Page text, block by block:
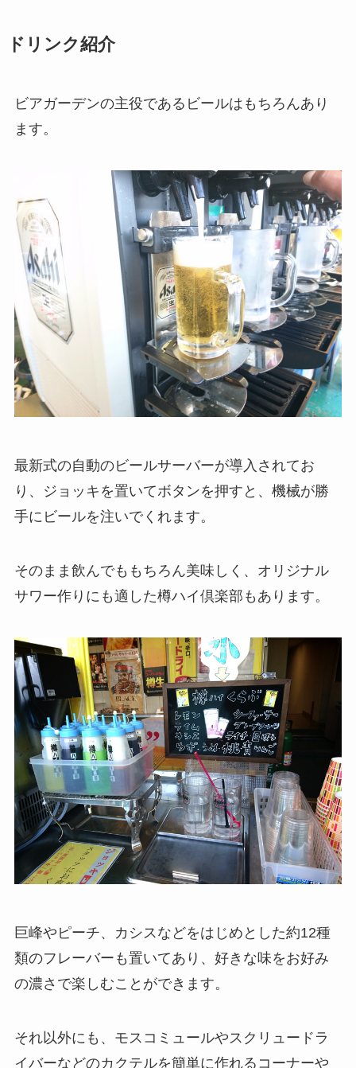
ドリンク紹介
ビアガーデンの主役であるビールはもちろんあり
ます。
最新式の自動のビールサーバーが導入されてお
り、ジョッキを置いてボタンを押すと、機械が勝
手にビールを注いでくれます。
そのまま飲んでももちろん美味しく、オリジナル
サワー作りにも適した樽ハイ倶楽部もあります。
巨峰やピーチ、カシスなどをはじめとした約12種
類のフレーバーも置いてあり、好きな味をお好み
の濃さで楽しむことができます。
それ以外にも、モスコミュールやスクリュードラ
イバーなどのカクテルを簡単に作れるコーナーや